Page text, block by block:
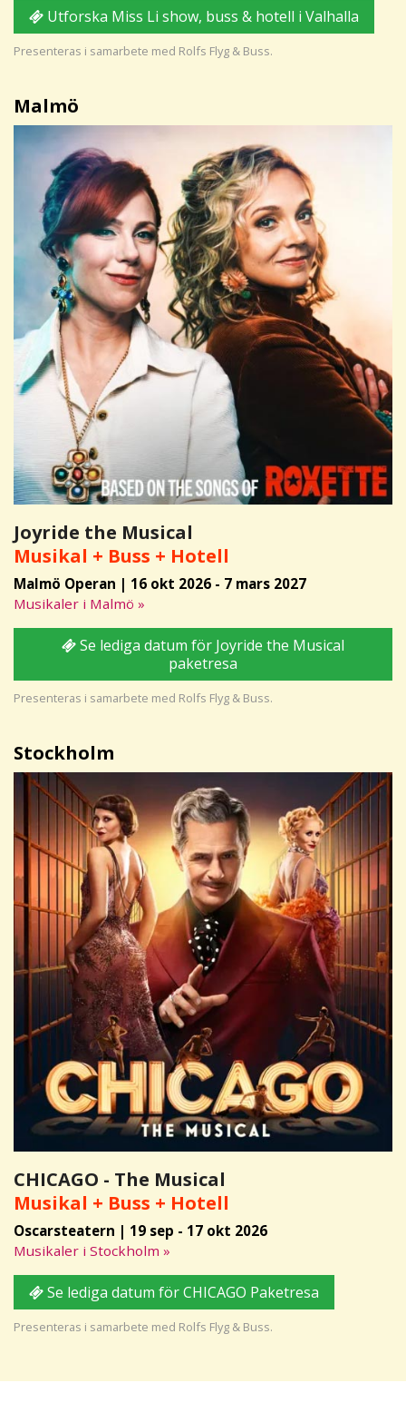
Utforska Miss Li show, buss & hotell i Valhalla
Presenteras i samarbete med Rolfs Flyg & Buss.
Malmö
Joyride the Musical
Musikal + Buss + Hotell
Malmö Operan | 16 okt 2026 - 7 mars 2027
Musikaler i Malmö »
Se lediga datum för Joyride the Musical
paketresa
Presenteras i samarbete med Rolfs Flyg & Buss.
Stockholm
CHICAGO - The Musical
Musikal + Buss + Hotell
Oscarsteatern | 19 sep - 17 okt 2026
Musikaler i Stockholm »
Se lediga datum för CHICAGO Paketresa
Presenteras i samarbete med Rolfs Flyg & Buss.